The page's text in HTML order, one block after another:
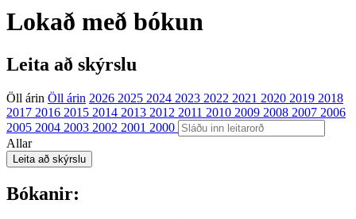
Lokað með bókun
Leita að skýrslu
Öll árin Öll árin 2026 2025 2024 2023 2022 2021 2020 2019 2018
2017 2016 2015 2014 2013 2012 2011 2010 2009 2008 2007 2006
2005 2004 2003 2002 2001 2000
Allar
Bókanir: